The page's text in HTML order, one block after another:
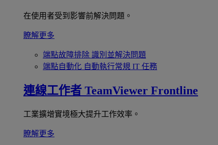
在使用者受到影響前解決問題。
瞭解更多
端點故障排除 識別並解決問題
端點自動化 自動執行常規 IT 任務
連線工作者 TeamViewer Frontline
工業擴增實境極大提升工作效率。
瞭解更多